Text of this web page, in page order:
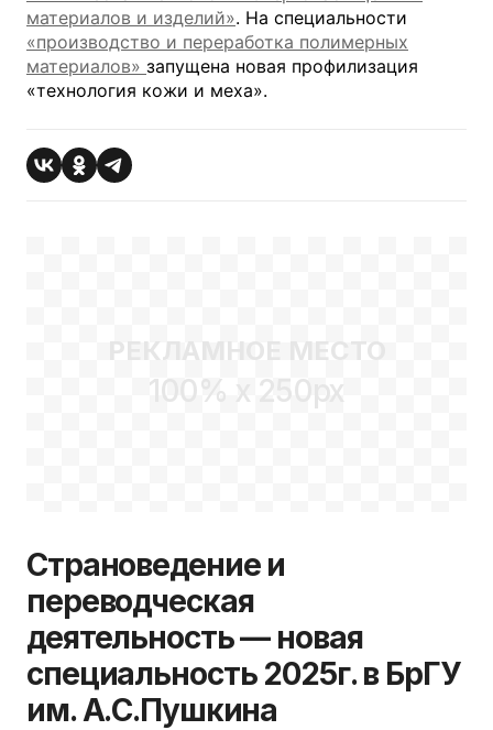
материалов и изделий». На специальности
«производство и переработка полимерных
материалов» запущена новая профилизация
«технология кожи и меха».
РЕКЛАМНОЕ МЕСТО
100% x 250px
Страноведение и
переводческая
деятельность — новая
специальность 2025г. в БрГУ
им. А.С.Пушкина